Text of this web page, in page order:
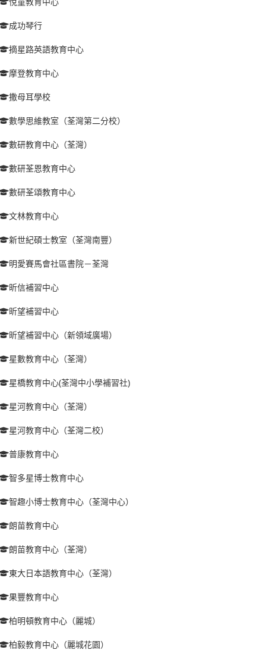
成功琴行
摘星路英語教育中心
摩登教育中心
撒母耳學校
數學思維教室（荃灣第二分校）
數研教育中心（荃灣）
數研荃恩教育中心
數研荃頌教育中心
文林教育中心
新世紀碩士教室（荃灣南豐）
明愛賽馬會社區書院－荃灣
昕信補習中心
昕望補習中心
昕望補習中心（新領域廣場）
星數教育中心（荃灣）
星橋教育中心(荃灣中小學補習社)
星河教育中心（荃灣）
星河教育中心（荃灣二校）
普康教育中心
智多星博士教育中心
智趣小博士教育中心（荃灣中心）
朗苗教育中心
朗苗教育中心（荃灣）
東大日本語教育中心（荃灣）
果豐教育中心
柏明頓教育中心（麗城）
柏毅教育中心（麗城花園）